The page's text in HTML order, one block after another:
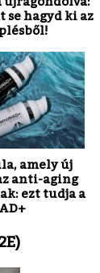
se hagyd ki az
amely új
anti-aging
ezt tudja a